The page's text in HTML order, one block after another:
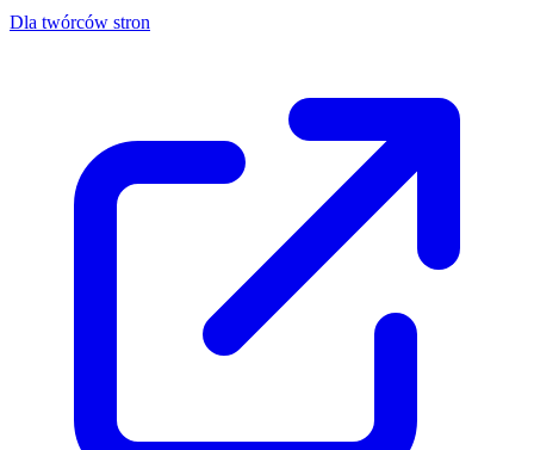
Dla twórców stron